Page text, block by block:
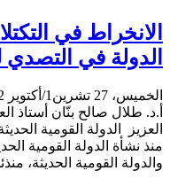
الانخراط في
الدولة في التصدي
الخميس، 27 تشرين1/أكتوير 2022
أ.د. طلال صالح بنّان أستاذ
العزيز الدولة القومية
والدولة القومية الحديثة،